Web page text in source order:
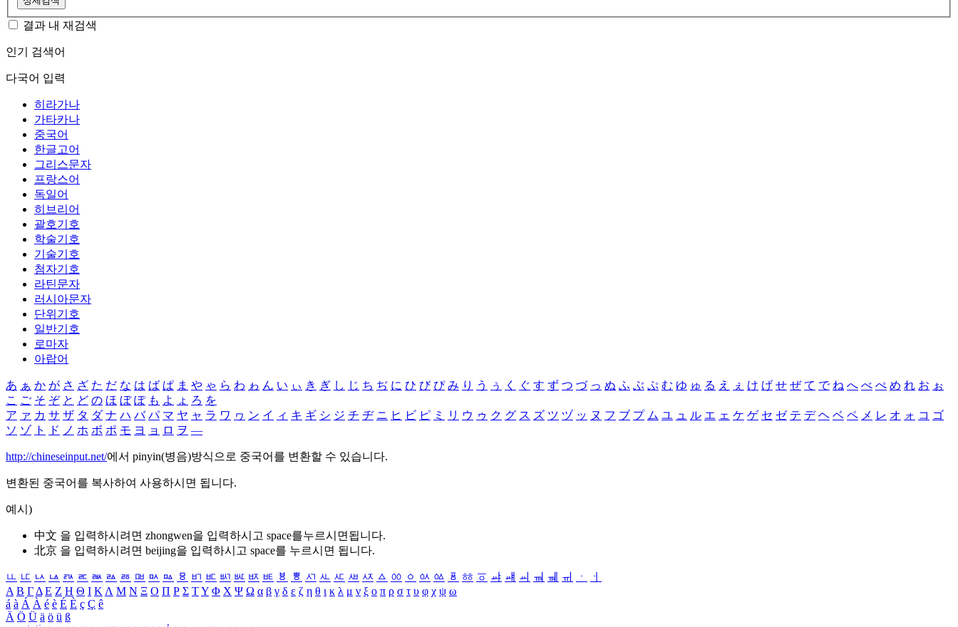
결과 내 재검색
인기 검색어
다국어 입력
히라가나
가타카나
중국어
한글고어
그리스문자
프랑스어
독일어
히브리어
괄호기호
학술기호
기술기호
첨자기호
라틴문자
러시아문자
단위기호
일반기호
로마자
아랍어
あ ぁ か が さ ざ た だ な は ば ぱ ま や ゃ ら わ ゎ ん い ぃ き ぎ し じ ち ぢ に ひ び ぴ み り う ぅ く ぐ す ず つ づ っ ぬ ふ ぶ ぷ む ゆ ゅ る え ぇ け げ せ ぜ て で ね へ べ ぺ め れ お ぉ
こ ご そ ぞ と ど の ほ ぼ ぽ も よ ょ ろ を
ア ァ カ サ ザ タ ダ ナ ハ バ パ マ ヤ ャ ラ ワ ヮ ン イ ィ キ ギ シ ジ チ ヂ ニ ヒ ビ ピ ミ リ ウ ゥ ク グ ス ズ ツ ヅ ッ ヌ フ ブ プ ム ユ ュ ル エ ェ ケ ゲ セ ゼ テ デ ヘ ベ ペ メ レ オ ォ コ ゴ
ソ ゾ ト ド ノ ホ ボ ポ モ ヨ ョ ロ ヲ ―
http://chineseinput.net/에서 pinyin(병음)방식으로 중국어를 변환할 수 있습니다.
변환된 중국어를 복사하여 사용하시면 됩니다.
예시)
中文 을 입력하시려면 zhongwen을 입력하시고 space를누르시면됩니다.
北京 을 입력하시려면 beijing을 입력하시고 space를 누르시면 됩니다.
ㅥ ㅦ ㅧ ㅨ ㅩ ㅪ ㅫ ㅬ ㅭ ㅮ ㅯ ㅰ ㅱ ㅲ ㅳ ㅴ ㅵ ㅶ ㅷ ㅸ ㅹ ㅺ ㅻ ㅼ ㅽ ㅾ ㅿ ㆀ ㆁ ㆂ ㆃ ㆄ ㆅ ㆆ ㆇ ㆈ ㆉ ㆊ ㆋ ㆌ ㆍ
ㆎ
Α Β ΓΔ Ε Ζ Η Θ Ι ΚΛ Μ Ν Ξ Ο Π Ρ Σ ΤΥ Φ Χ Ψ Ω α β γ δ ε ζ η θ ι κ λ μ ν ξ ο π ρ σ τ υ φ χ ψ ω
á à Á À é è É È ç Ç ê
Ä Ö Ü ä ö ü ß